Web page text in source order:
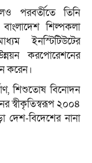
পরবর্তীতে তিনি
শিল্পকলা
ইনস্টিটিউটের
করপোরেশনের
করেন।
শিশুতোষ বিনোদন
স্বীকৃতিস্বরূপ ২০০৪
বিদেশের নানা